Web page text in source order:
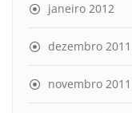
janeiro 2012
dezembro 2011
novembro 2011